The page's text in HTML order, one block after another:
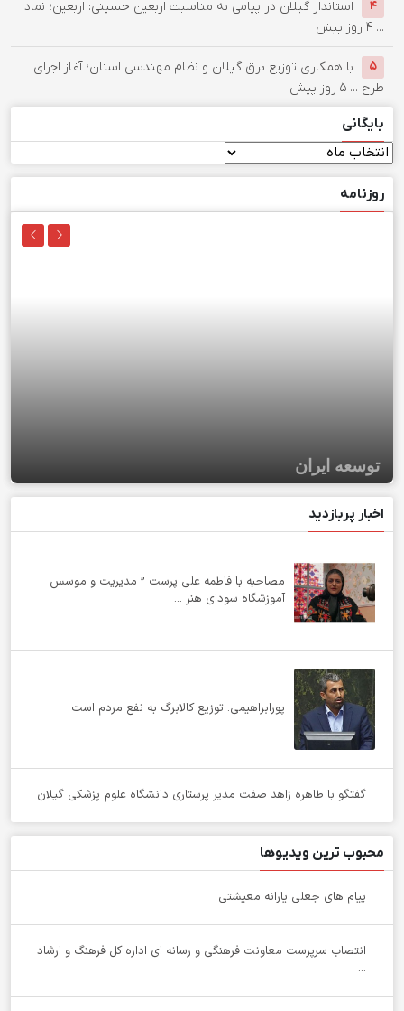
۴
استاندار گیلان در پیامی به مناسبت اربعین حسینی: اربعین؛ نماد
... ۴ روز پیش
۵
با همکاری توزیع برق گیلان و نظام مهندسی استان؛ آغاز اجرای
طرح ... ۵ روز پیش
بایگانی
بایگانی
روزنامه
توسعه ایران
اخبار پربازدید
مصاحبه با فاطمه علی پرست ” مدیریت و موسس
آموزشگاه سودای هنر ...
پورابراهیمی: توزیع کالابرگ به نفع مردم است
گفتگو با طاهره زاهد صفت مدیر پرستاری دانشگاه علوم پزشکی گیلان
محبوب ترین ویدیوها
پیام های جعلی یارانه معیشتی
انتصاب سرپرست معاونت فرهنگی و رسانه ای اداره کل فرهنگ و ارشاد
...